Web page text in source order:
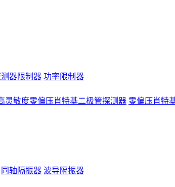
器限制器 功率限制器
灵敏度零偏压肖特基二极管探测器 零偏压肖特
同轴隔振器 波导隔振器